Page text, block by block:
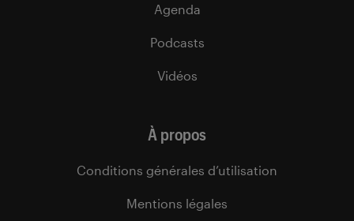
Agenda
Podcasts
Vidéos
À propos
Conditions générales d’utilisation
Mentions légales